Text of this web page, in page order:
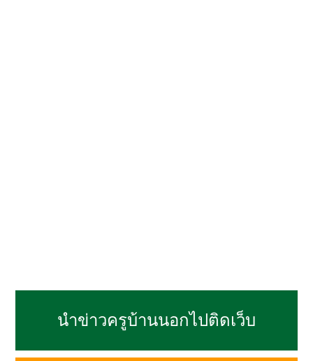
นำข่าวครูบ้านนอกไปติดเว็บ